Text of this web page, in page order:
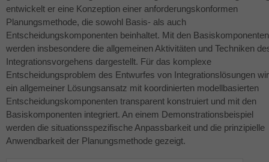
entwickelt er eine Konzeption einer anforderungskonformen
Planungsmethode, die sowohl Basis- als auch
Entscheidungskomponenten beinhaltet. Mit den Basiskomponenten
werden insbesondere die allgemeinen Aktivitäten und Techniken
Integrationsvorgehens dargestellt. Für das komplexe
Entscheidungsproblem des Entwurfes von Integrationslösungen
ein allgemeiner Lösungsansatz mit koordinierten modellbasierten
Entscheidungskomponenten transparent konstruiert und mit den
Basiskomponenten integriert. An einem Demonstrationsbeispiel
werden die situationsspezifische Anpassbarkeit und die prinzipielle
Anwendbarkeit der Planungsmethode gezeigt.